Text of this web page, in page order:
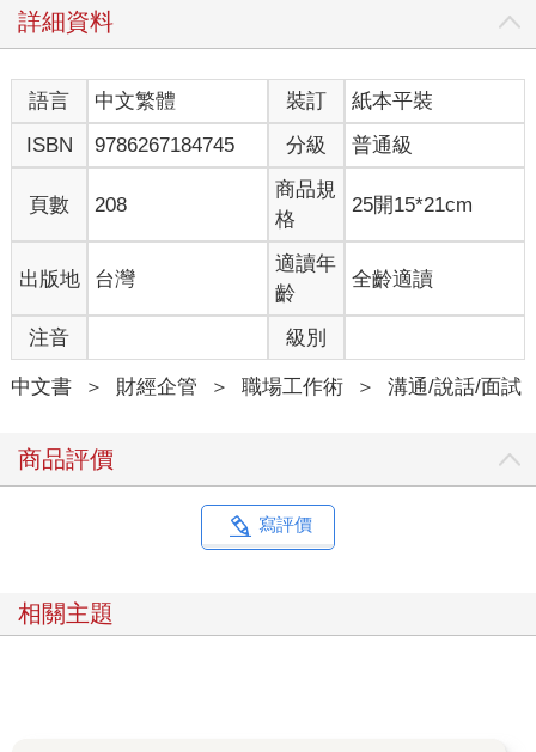
詳細資料
語言 中文繁體 裝訂
紙本平裝
ISBN
9786267184745 分級 普通級
頁數 208
商品規
格
25開15*21cm
出版地 台灣
適讀年
齡
全齡適讀
注音 級別
中文書 ＞ 財經企管 ＞ 職場工作術 ＞ 溝通/說話/面試
商品評價
寫評價
相關主題